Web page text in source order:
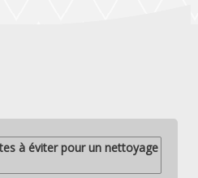
à éviter pour un nettoyage